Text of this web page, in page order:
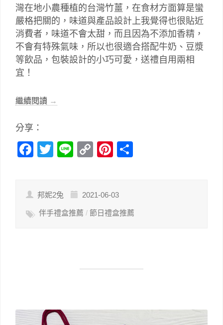
灣在地小農種植的台灣竹薑，在食材方面算是蠻
嚴格把關的，味道與產品設計上我覺得也很貼近
消費者，味道不會太甜，而且因為不添加香精，
不會有特殊氣味，所以也很適合搭配牛奶、豆漿
等飲品，包裝設計的小巧可愛，送禮自用兩相
宜！
繼續閱讀 →
分享：
Facebook
Twitter
LineCopyPinterest
邦妮2兔 2021-06-03
伴手禮盒推薦 / 節日禮盒推薦